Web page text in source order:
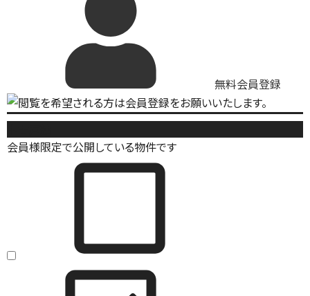
無料会員登録
会員様限定で公開している物件です